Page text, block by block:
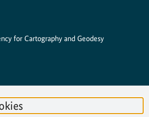
for Cartography and Geodesy
FOOTER